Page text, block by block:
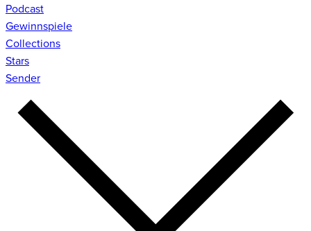
Podcast
Gewinnspiele
Collections
Stars
Sender